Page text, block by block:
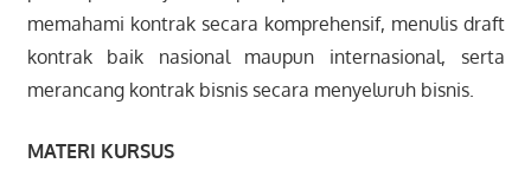
memahami kontrak secara komprehensif, menulis draft
kontrak baik nasional maupun internasional, serta
merancang kontrak bisnis secara menyeluruh bisnis.
MATERI KURSUS